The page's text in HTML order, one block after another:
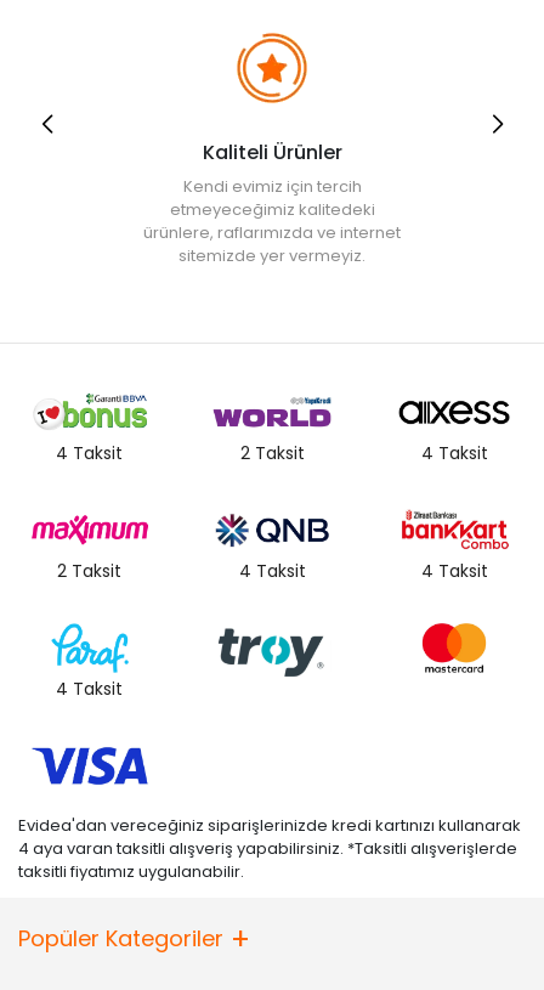
Kaliteli Ürünler
Kendi evimiz için tercih
etmeyeceğimiz kalitedeki
ürünlere, raflarımızda ve internet
sitemizde yer vermeyiz.
4 Taksit 2 Taksit 4 Taksit
2 Taksit 4 Taksit 4 Taksit
4 Taksit
Evidea'dan vereceğiniz siparişlerinizde kredi kartınızı kullanarak
4 aya varan taksitli alışveriş yapabilirsiniz. *Taksitli alışverişlerde
taksitli fiyatımız uygulanabilir.
Popüler Kategoriler